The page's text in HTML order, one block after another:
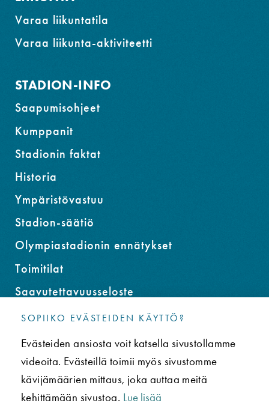
Varaa liikuntatila
Varaa liikunta-aktiviteetti
STADION-INFO
Saapumisohjeet
Kumppanit
Stadionin faktat
Historia
Ympäristövastuu
Stadion-säätiö
Olympiastadionin ennätykset
Toimitilat
Saavutettavuusseloste
Usein kysytyt kysymykset (UKK)
Tietosuojaseloste
Paavo Nurmen tie 1, 00250 Helsinki
SOPIIKO EVÄSTEIDEN KÄYTTÖ?
Evästeiden ansiosta voit katsella sivustollamme
videoita. Evästeillä toimii myös sivustomme
kävijämäärien mittaus, joka auttaa meitä
kehittämään sivustoa. Lue lisää